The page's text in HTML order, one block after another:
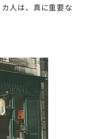
人は、真に重要な